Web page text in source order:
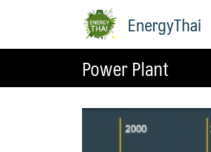
EnergyThai
Power Plant